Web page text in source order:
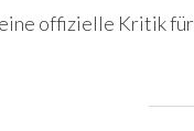
offizielle Kritik